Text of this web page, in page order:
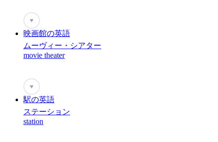
♥
映画館の英語
ムーヴィー・シアター
movie theater
♥
駅の英語
ステーション
station